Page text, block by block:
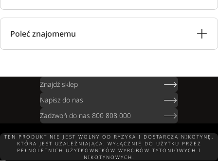
Poleć znajomemu
Znajdź sklep
Napisz do nas
Zadzwoń do nas 800 808 000
TEN PRODUKT NIE JEST WOLNY OD RYZYKA I DOSTARCZA NIKOTYNĘ,
KTÓRA JEST UZALEŻNIAJĄCA. WYŁĄCZNIE DO UŻYTKU PRZEZ
PEŁNOLETNICH UŻYTKOWNIKÓW WYROBÓW TYTONIOWYCH I
NIKOTYNOWYCH.